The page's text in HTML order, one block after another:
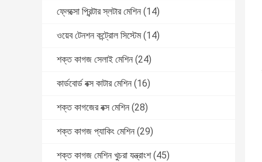
ফ্লেক্সো প্রিন্টার স্লটার মেশিন (14)
ওয়েব টেনশন কন্ট্রোল সিস্টেম (14)
শক্ত কাগজ সেলাই মেশিন (24)
কার্ডবোর্ড বক্স কাটার মেশিন (16)
শক্ত কাগজের বক্স মেশিন (28)
শক্ত কাগজ প্যাকিং মেশিন (29)
শক্ত কাগজ মেশিন খুচরা যন্ত্রাংশ (45)